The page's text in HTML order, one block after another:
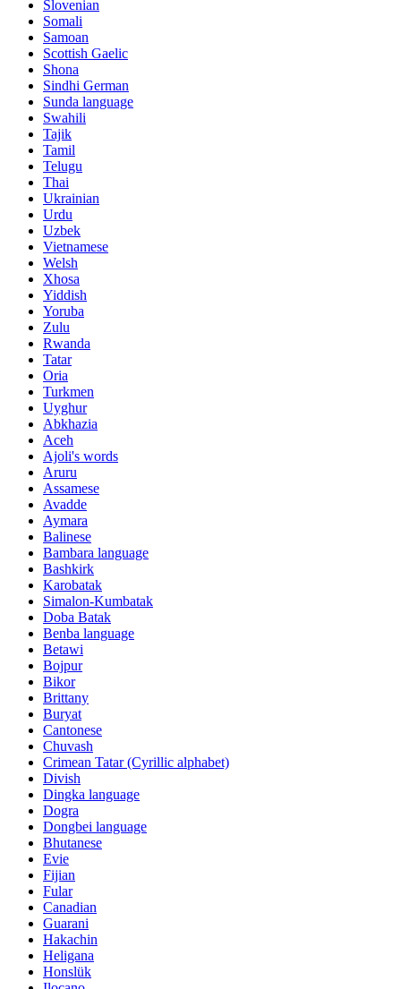
Slovenian
Somali
Samoan
Scottish Gaelic
Shona
Sindhi German
Sunda language
Swahili
Tajik
Tamil
Telugu
Thai
Ukrainian
Urdu
Uzbek
Vietnamese
Welsh
Xhosa
Yiddish
Yoruba
Zulu
Rwanda
Tatar
Oria
Turkmen
Uyghur
Abkhazia
Aceh
Ajoli's words
Aruru
Assamese
Avadde
Aymara
Balinese
Bambara language
Bashkirk
Karobatak
Simalon-Kumbatak
Doba Batak
Benba language
Betawi
Bojpur
Bikor
Brittany
Buryat
Cantonese
Chuvash
Crimean Tatar (Cyrillic alphabet)
Divish
Dingka language
Dogra
Dongbei language
Bhutanese
Evie
Fijian
Fular
Canadian
Guarani
Hakachin
Heligana
Honslük